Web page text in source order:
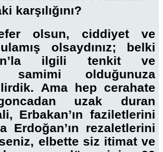
karşılığını?
olsun, ciddiyet ve
olsaydınız; belki
ilgili tenkit ve
samimi olduğunuza
Ama hep cerahate
uzak duran
Erbakan’ın faziletlerini
Erdoğan’ın rezaletlerini
elbette siz itimat ve